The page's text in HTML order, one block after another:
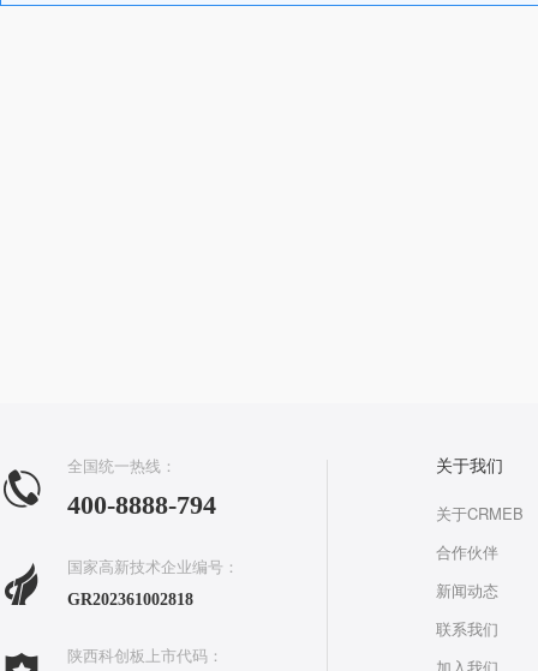
全国统一热线：
400-8888-794
国家高新技术企业编号：
GR202361002818
陕西科创板上市代码：
关于我们
关于CRMEB
合作伙伴
新闻动态
联系我们